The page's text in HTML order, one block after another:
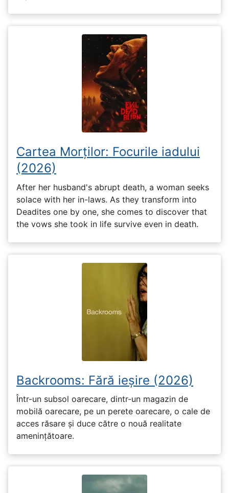
Cartea Morților: Focurile iadului
(2026)
After her husband's abrupt death, a woman seeks
solace with her in-laws. As they transform into
Deadites one by one, she comes to discover that
the vows she took in life survive even in death.
Backrooms: Fără ieșire (2026)
Într-un subsol oarecare, dintr-un magazin de
mobilă oarecare, pe un perete oarecare, o cale de
acces răsare și duce către o nouă realitate
amenințătoare.